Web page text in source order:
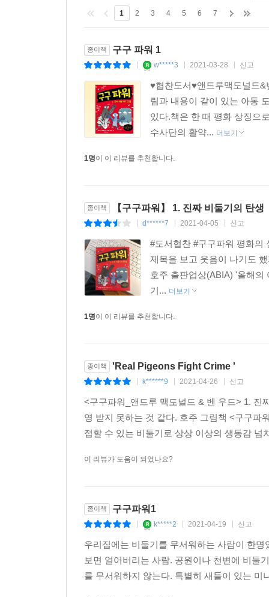
1 2 3 4 5 6 7
종이책 구구 파워 1
w*****3 2021-03-28 신고
♥협찬도서♥앤드루맥도널드
림과 내용이 같이 있는 아동
있다.책은 한 때 평화 상징으
수사단의 활약... 더보기
1명이 이 리뷰를 추천합니다.
종이책 【구구파워】 1. 진짜 비둘기의 탄생
d******7 2021-04-05 신고
#도서협찬 #구구파워 평화의
제목을 보고 웃음이 나기도
호주 출판업상(ABIA) '올해의
기... 더보기
1명이 이 리뷰를 추천합니다.
종이책 'Real Pigeons Fight Crime '
k******9 2021-04-26 신고
<구구파워_앤드루 맥도널드 & 벤 우드> 1. 진
영 받지 못하는 것 같다. 호주 그림책 <구구파
접할 수 있는 비둘기로 상상 이상의 생동감 넘
이 리뷰가 도움이 되었나요?
종이책 구구파워1
k*****2 2021-04-19 신고
우리집에는 비둘기를 무서워하는 사람이 한
보면 얼어버리는 사람. 공원이나 천변에 비둘
를 무서워하지 않는다. 특별히 새들이 있는